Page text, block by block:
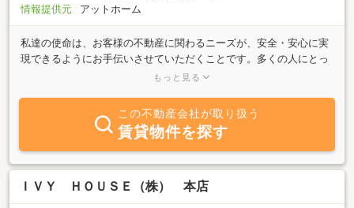
情報提供元
アットホーム
私達の使命は、お客様の不動産に関わるニーズが、安全・安心に実
現できるようにお手伝いさせていただくことです。多くの人にとっ
て不動産に関わるのは、人生における何らかの「変化」の時ではな
未来を変えたい・・前向きな変化・・そうではない変化・・、いろ
いろな変化があると思います。その変化を不動産の専門業者とし
て、丁寧にサポートさせていただくことが私達の仕事です。
もっと見る
この不動産会社が取り扱う
賃貸物件を探す
ＩＶＹ ＨＯＵＳＥ（株） 本店